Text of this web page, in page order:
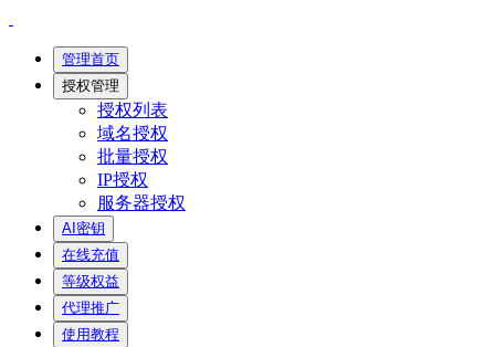
管理首页
授权管理
授权列表
域名授权
批量授权
IP授权
服务器授权
AI密钥
在线充值
等级权益
代理推广
使用教程